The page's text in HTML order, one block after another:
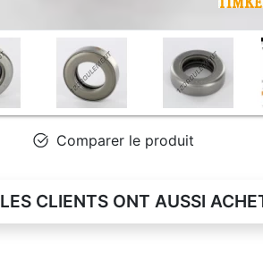
Comparer le produit
LES CLIENTS ONT AUSSI